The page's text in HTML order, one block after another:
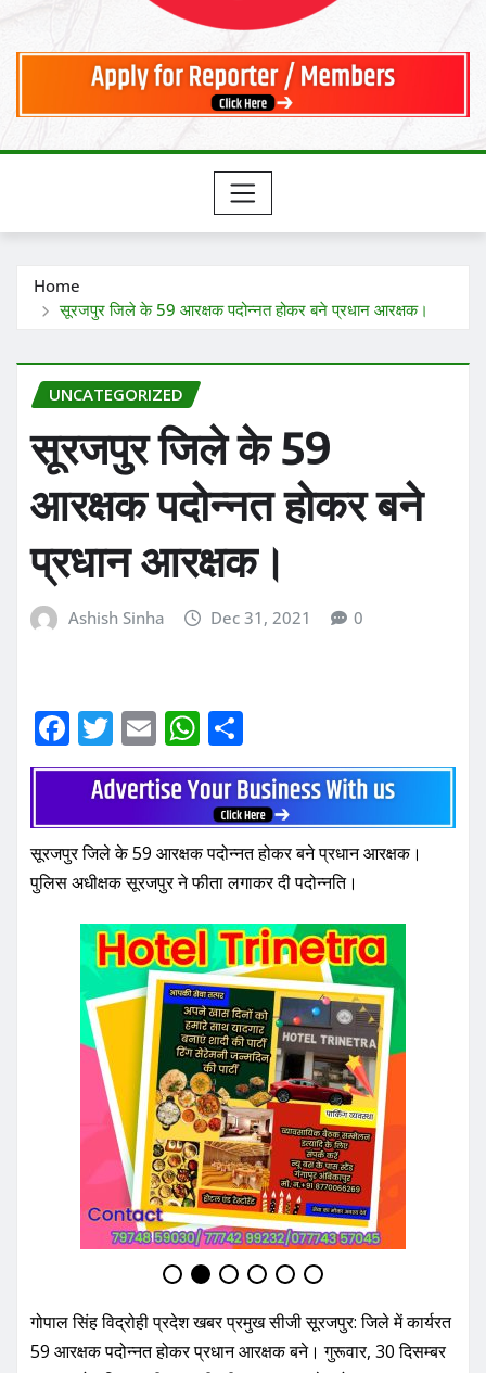
Home
सूरजपुर जिले के 59 आरक्षक पदोन्नत होकर बने प्रधान आरक्षक।
UNCATEGORIZED
सूरजपुर जिले के 59
आरक्षक पदोन्नत होकर बने
प्रधान आरक्षक।
Ashish Sinha Dec 31, 2021 0
F
a
e
b
o
o
k
T
w
it
te
r
E
m
ai
l
W
h
at
s
A
p
p
h
ar
e
सूरजपुर जिले के 59 आरक्षक पदोन्नत होकर बने प्रधान आरक्षक।
पुलिस अधीक्षक सूरजपुर ने फीता लगाकर दी पदोन्नति।
गोपाल सिंह विद्रोही प्रदेश खबर प्रमुख सीजी सूरजपुर: जिले में कार्यरत
59 आरक्षक पदोन्नत होकर प्रधान आरक्षक बने। गुरूवार, 30 दिसम्बर
पूरनचंद राजवाड़े, अनिल कुजूर, योगेन्द्र भगत, केवल राम धनकी,
रविशंकर किण्डो, श्याम कार्तिक मिश्रा, हीरालाल, अगाथा लकड़ा, मोरिस